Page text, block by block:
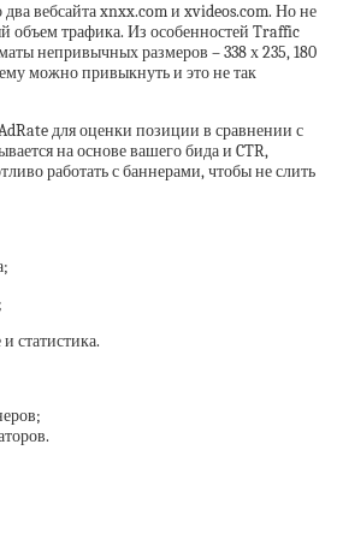
два вебсайта xnxx.com и xvideos.com. Но не
объем трафика. Из особенностей Traffic
непривычных размеров – 338 х 235, 180
можно привыкнуть и это не так
для оценки позиции в сравнении с
на основе вашего бида и CTR,
работать с баннерами, чтобы не слить
статистика.